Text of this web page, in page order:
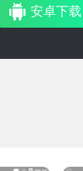
安卓下载